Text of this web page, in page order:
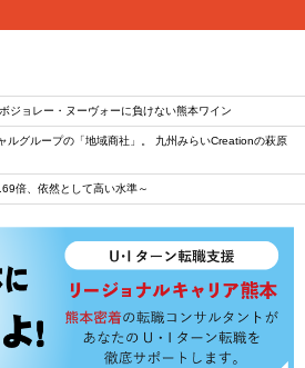
ジョレー・ヌーヴォーに負けない熊本ワイン
ルグループの「地域商社」。 九州みらいCreationの萩原
倍、依然として高い水準～